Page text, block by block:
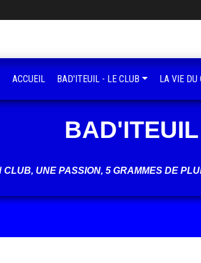
BAD'ITEUIL
CLUB, UNE PASSION, 5 GRAMMES DE
ACCUEIL BAD'ITEUIL - LE CLUB LA VIE DU